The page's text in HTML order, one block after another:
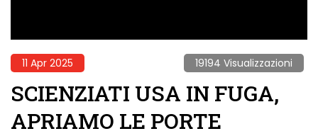
11 Apr 2025 19194 Visualizzazioni
SCIENZIATI USA IN FUGA,
APRIAMO LE PORTE